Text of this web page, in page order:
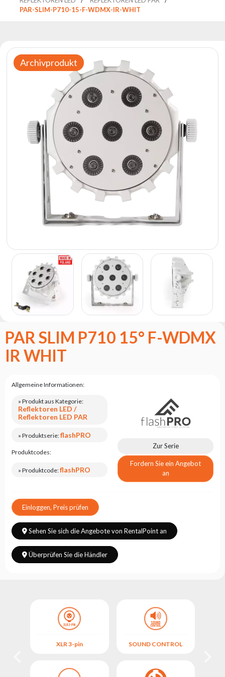
Reflektoren
Retro
Reflektoren
Batteriebetrieben
Suchen
Satzung
Kontakt
Karriere
Serviceanfrage
Rücksendung
Produkts
nach dem
Test
Häufig
Fragen
Wählen
PAR-SLIM-P710-15-F-WDMX-IR-WHIT
Archivprodukt
PAR SLIM P710 15° F-WDMX
IR WHIT
Allgemeine Informationen:
» Produkt aus Kategorie:
Reflektoren LED /
Reflektoren LED PAR
» Produktserie:flashPRO
Produktcodes:
» Produktcode:flashPRO
Zur Serie
Fordern Sie ein Angebot
an
Einloggen, Preis prüfen
Sehen Sie sich die Angebote von RentalPoint an
Überprüfen Sie die Händler
XLR 3-pin SOUND CONTROL